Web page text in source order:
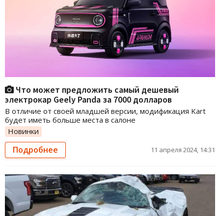
Что может предложить самый дешевый
электрокар Geely Panda за 7000 долларов
В отличие от своей младшей версии, модификация Kart
будет иметь больше места в салоне
Новинки
Подробнее 11 апреля 2024, 14:31